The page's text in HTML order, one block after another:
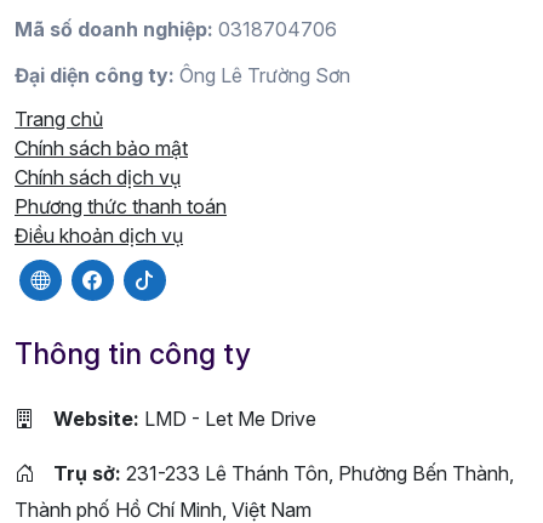
Mã số doanh nghiệp: 0318704706
Đại diện công ty: Ông Lê Trường Sơn
Trang chủ
Chính sách bảo mật
Chính sách dịch vụ
Phương thức thanh toán
Điều khoản dịch vụ
Thông tin công ty
Website: LMD - Let Me Drive
Trụ sở: 231-233 Lê Thánh Tôn, Phường Bến Thành,
Thành phố Hồ Chí Minh, Việt Nam